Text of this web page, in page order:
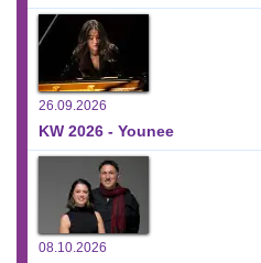
26.09.2026
KW 2026 - Younee
08.10.2026